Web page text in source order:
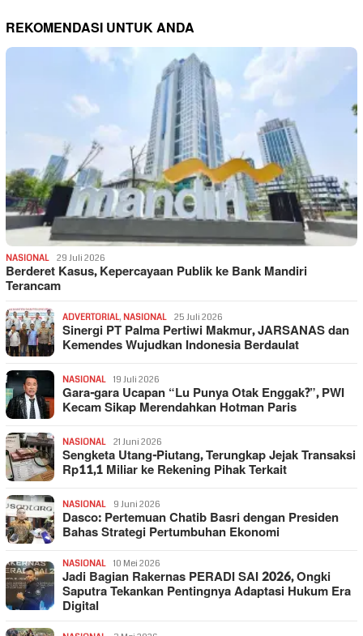
REKOMENDASI UNTUK ANDA
NASIONAL 29 Juli 2026
Berderet Kasus, Kepercayaan Publik ke Bank Mandiri
Terancam
ADVERTORIAL, NASIONAL 25 Juli 2026
Sinergi PT Palma Pertiwi Makmur, JARSANAS dan
Kemendes Wujudkan Indonesia Berdaulat
NASIONAL 19 Juli 2026
Gara-gara Ucapan “Lu Punya Otak Enggak?”, PWI
Kecam Sikap Merendahkan Hotman Paris
NASIONAL 21 Juni 2026
Sengketa Utang-Piutang, Terungkap Jejak Transaksi
Rp11,1 Miliar ke Rekening Pihak Terkait
NASIONAL 9 Juni 2026
Dasco: Pertemuan Chatib Basri dengan Presiden
Bahas Strategi Pertumbuhan Ekonomi
NASIONAL 10 Mei 2026
Jadi Bagian Rakernas PERADI SAI 2026, Ongki
Saputra Tekankan Pentingnya Adaptasi Hukum Era
Digital